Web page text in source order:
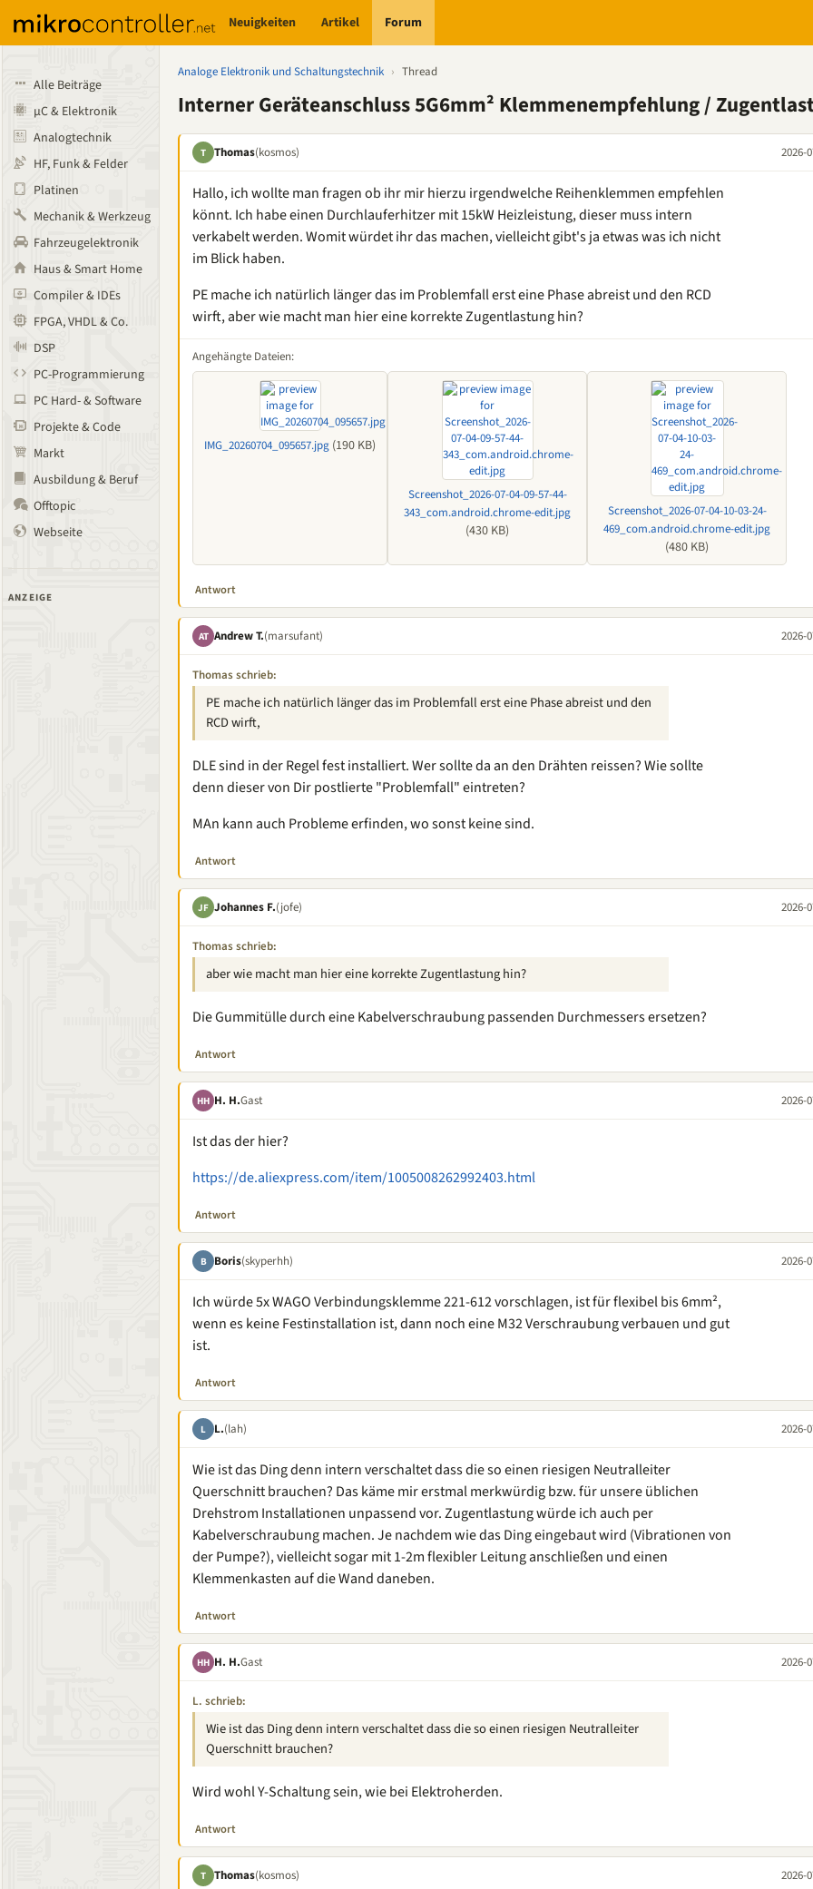
Neuigkeiten Artikel Forum
Alle Beiträge
µC & Elektronik
Analogtechnik
HF, Funk & Felder
Platinen
Mechanik & Werkzeug
Fahrzeugelektronik
Haus & Smart Home
Compiler & IDEs
FPGA, VHDL & Co.
DSP
PC-Programmierung
PC Hard- & Software
Projekte & Code
Markt
Ausbildung & Beruf
Offtopic
Webseite
ANZEIGE
Analoge Elektronik und Schaltungstechnik › Thread
Interner Geräteanschluss 5G6mm² Klemmenempfehlung /
T Thomas(kosmos) 2026-
Hallo, ich wollte man fragen ob ihr mir hierzu irgendwelche Reihenklemmen empfehlen
könnt. Ich habe einen Durchlauferhitzer mit 15kW Heizleistung, dieser muss intern
verkabelt werden. Womit würdet ihr das machen, vielleicht gibt's ja etwas was ich nicht
im Blick haben.
PE mache ich natürlich länger das im Problemfall erst eine Phase abreist und den RCD
wirft, aber wie macht man hier eine korrekte Zugentlastung hin?
Angehängte Dateien:
IMG_20260704_095657.jpg (190 KB)
Screenshot_2026-07-04-09-57-44-
343_com.android.chrome-edit.jpg
(430 KB)
Screenshot_2026-07-04-10-03-24-
469_com.android.chrome-edit.jpg
(480 KB)
Antwort
AT Andrew T.(marsufant) 2026-
Thomas schrieb:
PE mache ich natürlich länger das im Problemfall erst eine Phase abreist und den
RCD wirft,
DLE sind in der Regel fest installiert. Wer sollte da an den Drähten reissen? Wie sollte
denn dieser von Dir postlierte "Problemfall" eintreten?
MAn kann auch Probleme erfinden, wo sonst keine sind.
Antwort
JF Johannes F.(jofe) 2026-
Thomas schrieb:
aber wie macht man hier eine korrekte Zugentlastung hin?
Die Gummitülle durch eine Kabelverschraubung passenden Durchmessers ersetzen?
Antwort
HH H. H.Gast 2026-
Ist das der hier?
https://de.aliexpress.com/item/1005008262992403.html
Antwort
B Boris(skyperhh) 2026-
Ich würde 5x WAGO Verbindungsklemme 221-612 vorschlagen, ist für flexibel bis 6mm²,
wenn es keine Festinstallation ist, dann noch eine M32 Verschraubung verbauen und gut
ist.
Antwort
L L.(lah) 2026-
Wie ist das Ding denn intern verschaltet dass die so einen riesigen Neutralleiter
Querschnitt brauchen? Das käme mir erstmal merkwürdig bzw. für unsere üblichen
Drehstrom Installationen unpassend vor. Zugentlastung würde ich auch per
Kabelverschraubung machen. Je nachdem wie das Ding eingebaut wird (Vibrationen von
der Pumpe?), vielleicht sogar mit 1-2m flexibler Leitung anschließen und einen
Klemmenkasten auf die Wand daneben.
Antwort
HH H. H.Gast 2026-
L. schrieb:
Wie ist das Ding denn intern verschaltet dass die so einen riesigen Neutralleiter
Querschnitt brauchen?
Wird wohl Y-Schaltung sein, wie bei Elektroherden.
Antwort
T Thomas(kosmos) 2026-